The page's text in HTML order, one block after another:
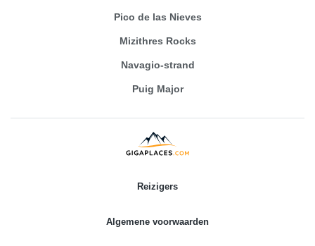
Pico de las Nieves
Mizithres Rocks
Navagio-strand
Puig Major
Reizigers
Algemene voorwaarden